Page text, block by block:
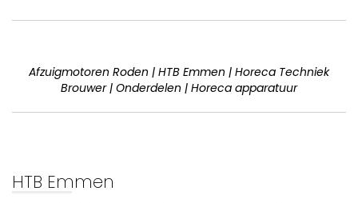
Afzuigmotoren Roden | HTB Emmen | Horeca Techniek
Brouwer | Onderdelen | Horeca apparatuur
HTB Emmen